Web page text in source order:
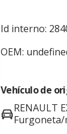
Id interno:
OEM:
Vehículo de
RENAULT